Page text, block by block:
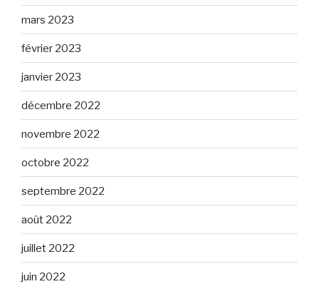
mars 2023
février 2023
janvier 2023
décembre 2022
novembre 2022
octobre 2022
septembre 2022
août 2022
juillet 2022
juin 2022